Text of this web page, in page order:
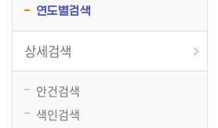
연도별검색
상세검색
안건검색
색인검색